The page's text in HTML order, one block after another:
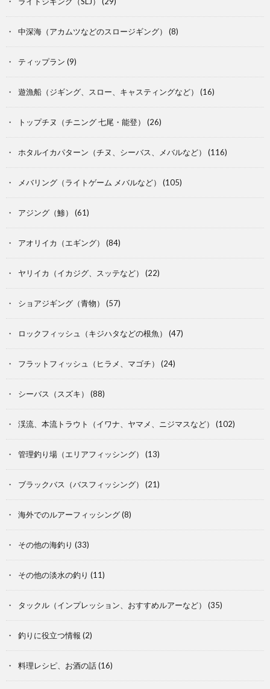
中深海（アカムツなどのスロージギング） (8)
ティップラン (9)
遊漁船（ジギング、スロー、キャスティングなど） (16)
トップチヌ（チニング 七尾・能登） (26)
ホタルイカパターン（チヌ、シーバス、メバルなど） (116)
メバリング（ライトゲーム メバルなど） (105)
アジング（鯵） (61)
アオリイカ（エギング） (84)
ヤリイカ（イカジグ、スッテなど） (22)
ショアジギング（青物） (57)
ロックフィッシュ（キジハタなどの根魚） (47)
フラットフィッシュ（ヒラメ、マゴチ） (24)
シーバス（スズキ） (88)
渓流、本流トラウト（イワナ、ヤマメ、ニジマスなど） (102)
管理釣り場（エリアフィッシング） (13)
ブラックバス（バスフィッシング） (21)
海外でのルアーフィッシング(8)
その他の海釣り (33)
その他の淡水の釣り (11)
タックル（インプレッション、おすすめルアーなど） (35)
釣りに役立つ情報 (2)
料理レシピ、お酒の話(16)